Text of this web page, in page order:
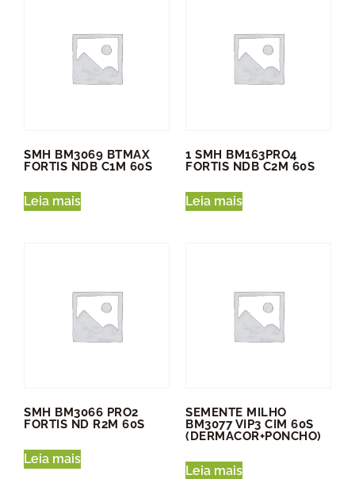
SMH BM3069 BTMAX
FORTIS NDB C1M 60S
Leia mais
1 SMH BM163PRO4
FORTIS NDB C2M 60S
Leia mais
SMH BM3066 PRO2
FORTIS ND R2M 60S
Leia mais
SEMENTE MILHO
BM3077 VIP3 CIM 60S
(DERMACOR+PONCHO)
Leia mais